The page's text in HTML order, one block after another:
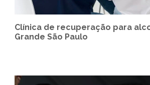
Clínica de recuperação para
Grande São Paulo